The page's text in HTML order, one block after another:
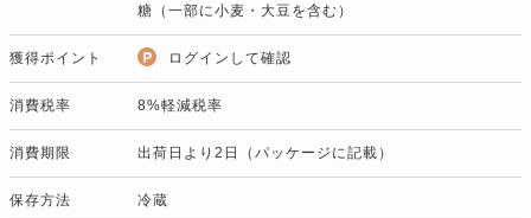
糖（一部に小麦・大豆を含む）
獲得ポイント ログインして確認
消費税率 8%軽減税率
消費期限 出荷日より2日（パッケージに記載）
保存方法 冷蔵